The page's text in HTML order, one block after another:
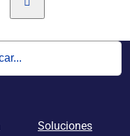
Soluciones